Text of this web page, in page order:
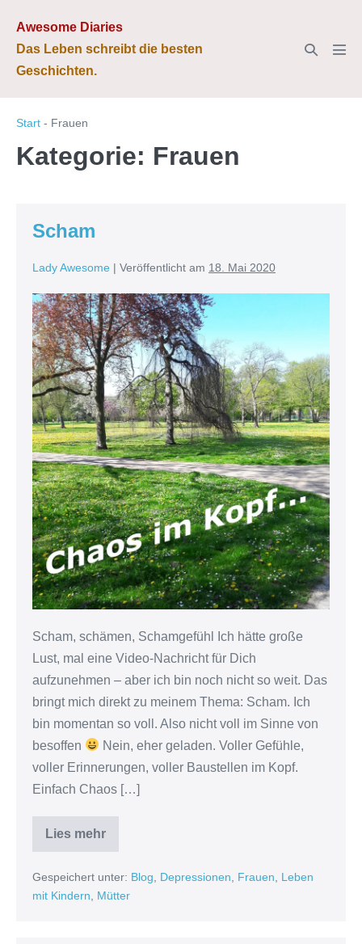
Inhalt
springen
Awesome Diaries
Das Leben schreibt die besten
Geschichten.
Suche-
Start - Frauen
Kategorie: Frauen
Scham
Lady Awesome | Veröffentlicht am 18. Mai 2020
Scham
Scham, schämen, Schamgefühl Ich hätte große
Lust, mal eine Video-Nachricht für Dich
aufzunehmen – aber ich bin noch nicht so weit. Das
bringt mich direkt zu meinem Thema: Scham. Ich
bin momentan so voll. Also nicht voll im Sinne von
besoffen
Nein, eher geladen. Voller Gefühle,
voller Erinnerungen, voller Baustellen im Kopf.
Einfach Chaos […]
Lies mehr
Scham
Gespeichert unter: Blog Depressionen Frauen
Leben
mit Kindern
Mütter